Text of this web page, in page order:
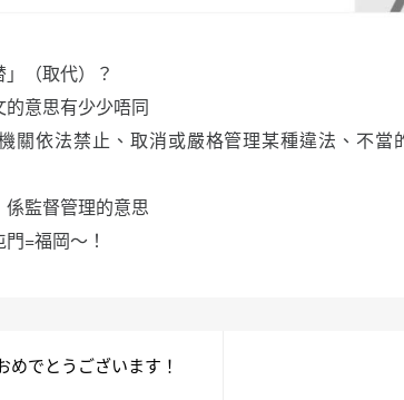
（取代）？
的意思有少少唔同
關依法禁止、取消或嚴格管理某種違法、不當
監督管理的意思
=福岡～！
でとうございます！